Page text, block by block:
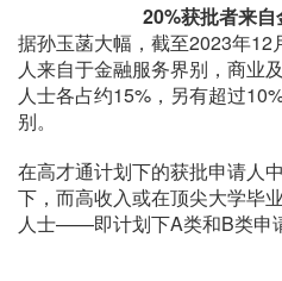
20%获批者来
据孙玉菡大幅，截至2023年
人来自于金融服务界别，商业
人士各占约15%，另有超过
别。
在高才通计划下的获批申请人
下，而高收入或在顶尖大学毕
人士——即计划下A类和B类申